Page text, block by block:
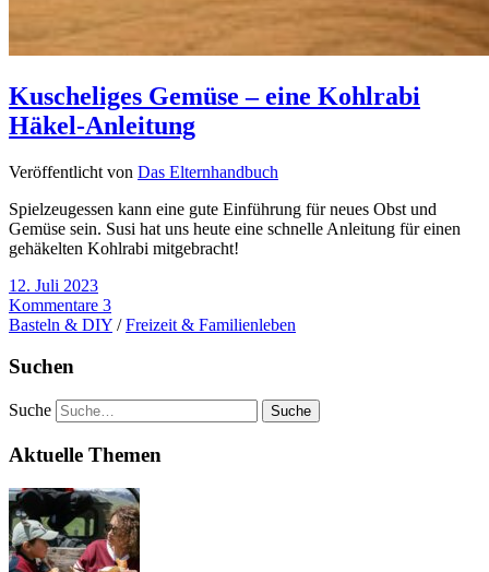
Kuscheliges Gemüse – eine Kohlrabi
Häkel-Anleitung
Veröffentlicht von Das Elternhandbuch
Spielzeugessen kann eine gute Einführung für neues Obst und
Gemüse sein. Susi hat uns heute eine schnelle Anleitung für einen
gehäkelten Kohlrabi mitgebracht!
12. Juli 2023
Kommentare 3
Basteln & DIY /Freizeit & Familienleben
Suchen
Suche
Aktuelle Themen